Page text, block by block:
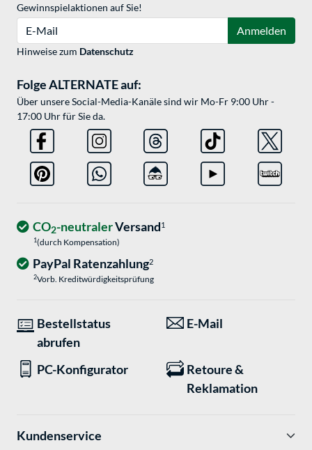
Gewinnspielaktionen auf Sie!
Anmelden
Hinweise zum Datenschutz
Folge ALTERNATE auf:
Über unsere Social-Media-Kanäle sind wir Mo-Fr 9:00 Uhr -
17:00 Uhr für Sie da.
CO2-neutralerVersand1
1(durch Kompensation)
PayPal Ratenzahlung2
2Vorb. Kreditwürdigkeitsprüfung
Bestellstatus
abrufen
E-Mail
PC-Konfigurator
Retoure &
Reklamation
Kundenservice